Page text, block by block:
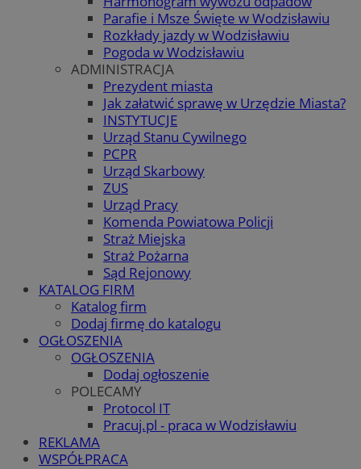
Parafie i Msze Święte w Wodzisławiu
Rozkłady jazdy w Wodzisławiu
Pogoda w Wodzisławiu
ADMINISTRACJA
Prezydent miasta
Jak załatwić sprawę w Urzędzie Miasta?
INSTYTUCJE
Urząd Stanu Cywilnego
PCPR
Urząd Skarbowy
ZUS
Urząd Pracy
Komenda Powiatowa Policji
Straż Miejska
Straż Pożarna
Sąd Rejonowy
KATALOG FIRM
Katalog firm
Dodaj firmę do katalogu
OGŁOSZENIA
OGŁOSZENIA
Dodaj ogłoszenie
POLECAMY
Protocol IT
Pracuj.pl - praca w Wodzisławiu
REKLAMA
WSPÓŁPRACA